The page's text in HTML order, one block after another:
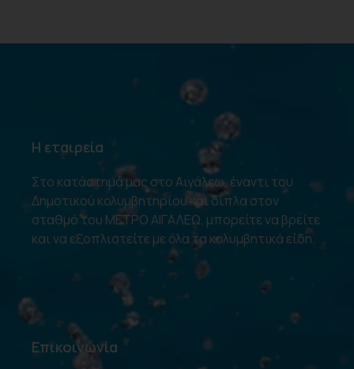
Η εταιρεία
Στο κατάστημά μας στο Αιγάλεω, έναντι του
Δημοτικού κολυμβητηρίου και δίπλα στον
σταθμό του ΜΕΤΡΟ ΑΙΓΑΛΕΩ, μπορείτε να βρείτε
και να εξοπλιστείτε με όλα τα κολυμβητικά είδη.
Επικοινωνία